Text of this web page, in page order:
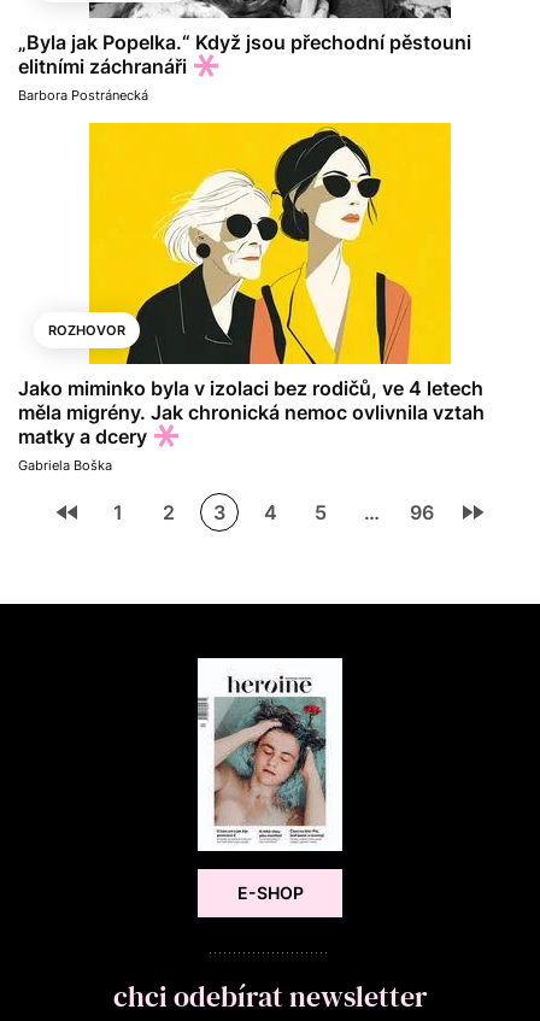
„Byla jak Popelka.“ Když jsou přechodní pěstouni
elitními záchranáři
Barbora Postránecká
ROZHOVOR
Jako miminko byla v izolaci bez rodičů, ve 4 letech
měla migrény. Jak chronická nemoc ovlivnila vztah
matky a dcery
Gabriela Boška
1 2 3 4 5 … 96
E-SHOP
chci odebírat newsletter